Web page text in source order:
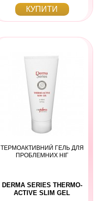
КУПИТИ
ТЕРМОАКТИВНИЙ ГЕЛЬ ДЛЯ
ПРОБЛЕМНИХ НІГ
DERMA SERIES THERMO-
ACTIVE SLIM GEL